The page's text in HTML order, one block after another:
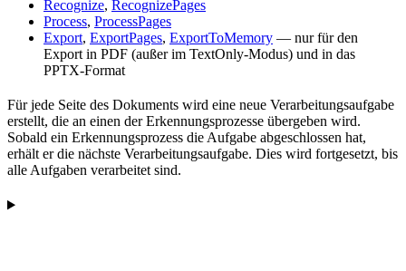
Recognize, RecognizePages
Process, ProcessPages
Export, ExportPages, ExportToMemory — nur für den
Export in PDF (außer im TextOnly-Modus) und in das
PPTX-Format
Für jede Seite des Dokuments wird eine neue Verarbeitungsaufgabe
erstellt, die an einen der Erkennungsprozesse übergeben wird.
Sobald ein Erkennungsprozess die Aufgabe abgeschlossen hat,
erhält er die nächste Verarbeitungsaufgabe. Dies wird fortgesetzt, bis
alle Aufgaben verarbeitet sind.